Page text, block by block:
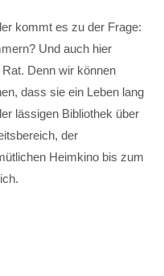
kommt es zu der Frage:
Und auch hier
Denn wir können
dass sie ein Leben lang
lässigen Bibliothek über
der
Heimkino bis zum